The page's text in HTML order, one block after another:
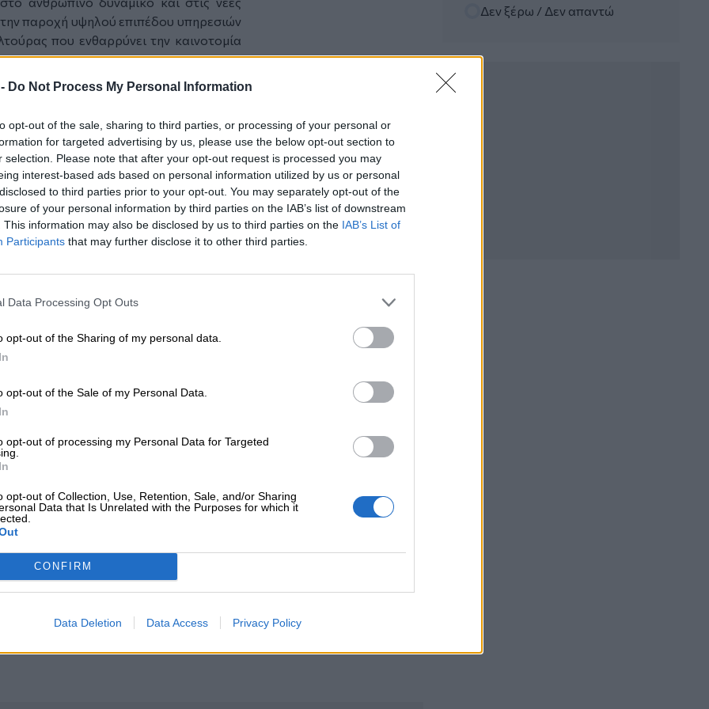
Do Not Process My Personal Information
opt-out of the sale, sharing to third parties, or processing of your personal or
for targeted advertising by us, please use the below opt-out section to
selection. Please note that after your opt-out request is processed you may
interest-based ads based on personal information utilized by us or personal
to third parties prior to your opt-out. You may separately opt-out of the
of your personal information by third parties on the IAB’s list of downstream
This information may also be disclosed by us to third parties on the IAB’s List of
Participants that may further disclose it to other third parties.
Data Processing Opt Outs
opt-out of the Sharing of my personal data.
opt-out of the Sale of my Personal Data.
opt-out of processing my Personal Data for Targeted
opt-out of Collection, Use, Retention, Sale, and/or Sharing
Data that Is Unrelated with the Purposes for which it
CONFIRM
Data Deletion Data Access Privacy Policy
παροχή υψηλού επιπέδου υπηρεσιών
που ενθαρρύνει την καινοτομία
της Randstad Ελλάδος, δήλωσε:
Employer Brand για το Ωνάσειο
ιδιαίτερα σημαντική αναγνώριση που
στους ανθρώπους του και στην
Η διάκριση αυτή είναι
σε μια κουλτούρα, όπου οι
εξελίσσονται και έχουν ουσιαστικές
γιατί τοποθετεί τον άνθρωπο στο
εμπιστοσύνη που αποτυπώνεται
του. Συγχαίρουμε θερμά το Ωνάσειο
σημαντική αναγνώριση.»
αποτελεί τη μεγαλύτερη και πιο
του εργοδότη παγκοσμίως, με
σε 34 χώρες και αξιολόγηση 6.300
για ένατο συνεχόμενο έτος και
ηλικίας 18 έως 67 ετών, οι οποίοι
της χώρας ως προς τον αριθμό των
τοnextdeal.grως
στο Google
Νοσοκομείο
WWF: Περισσότερα από 180.000
Η Ελλάδα που αντιστέκεται και επιμένει
Δεν ξέρω / Δεν απαντώ